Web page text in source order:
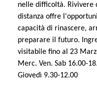
nelle difficoltà. Rivivere
distanza offre
capacità di rinascere,
preparare il futuro.
visitabile fino al 23
Merc. Ven. Sab 16.00-
Giovedì 9.30-12.00